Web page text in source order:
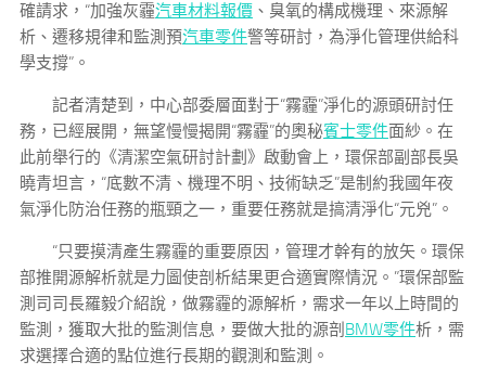
確請求，“加強灰霾汽車材料報價 、臭氧的構成機理、來源解
析、遷移規律和監測預汽車零件警等研討，為淨化管理供給科
學支撐”。
記者清楚到，中心部委層面對于“霧霾”淨化的源頭研討任
務，已經展開，無望慢慢揭開“霧霾”的奧秘賓士零件面紗。在
此前舉行的《清潔空氣研討計劃》啟動會上，環保部副部長吳
曉青坦言，“底數不清、機理不明、技術缺乏”是制約我國年夜
氣淨化防治任務的瓶頸之一，重要任務就是搞清淨化“元兇”。
“只要摸清產生霧霾的重要原因，管理才幹有的放矢。環保
部推開源解析就是力圖使剖析結果更合適實際情況。”環保部監
測司司長羅毅介紹說，做霧霾的源解析，需求一年以上時間的
監測，獲取大批的監測信息，要做大批的源剖 BMW零件析，需
求選擇合適的點位進行長期的觀測和監測。